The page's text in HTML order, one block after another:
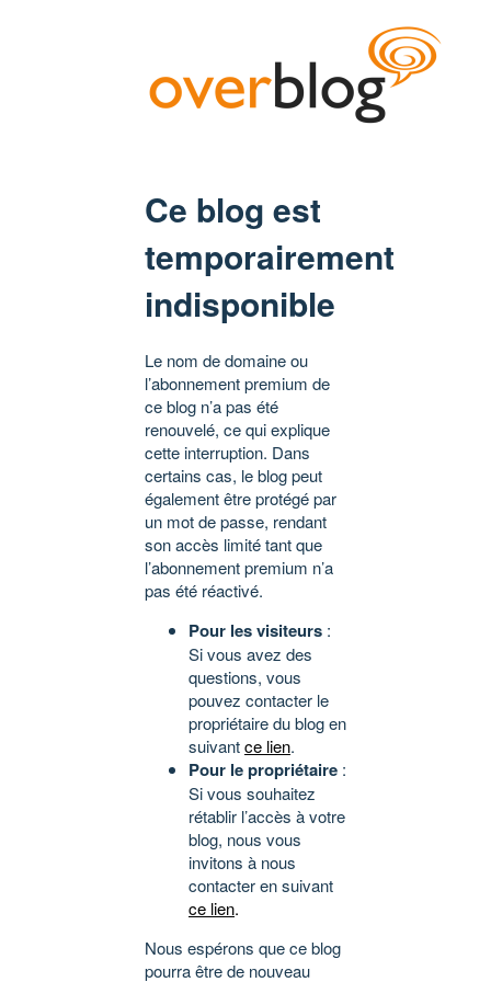
Ce blog est
temporairement
indisponible
Le nom de domaine ou
l’abonnement premium de
ce blog n’a pas été
renouvelé, ce qui explique
cette interruption. Dans
certains cas, le blog peut
également être protégé par
un mot de passe, rendant
son accès limité tant que
l’abonnement premium n’a
pas été réactivé.
Pour les visiteurs :
Si vous avez des
questions, vous
pouvez contacter le
propriétaire du blog en
suivantce lien.
Pour le propriétaire :
Si vous souhaitez
rétablir l’accès à votre
blog, nous vous
invitons à nous
contacter en suivant
ce lien.
Nous espérons que ce blog
pourra être de nouveau